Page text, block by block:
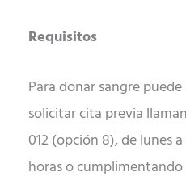
Requisitos
Para donar sangre
solicitar cita previa
012 (opción 8), de lunes
horas o